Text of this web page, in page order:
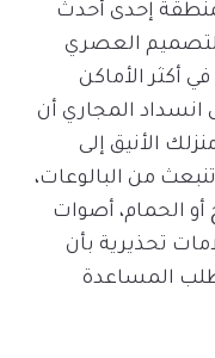
إحدى أحدث
العصري
أكثر الأماكن
المجاري أن
الأنيق إلى
من البالوعات،
الحمام، أصوات
تحذيرية بأن
المساعدة